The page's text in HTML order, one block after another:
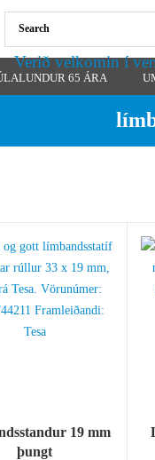
Verið velkomin í
65 ÁRA
19 mm
þungt